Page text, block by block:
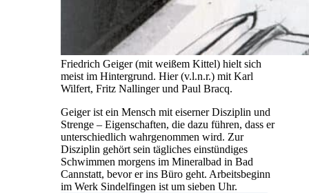
Friedrich Geiger (mit weißem Kittel) hielt sich
meist im Hintergrund. Hier (v.l.n.r.) mit Karl
Wilfert, Fritz Nallinger und Paul Bracq.
Geiger ist ein Mensch mit eiserner Disziplin und
Strenge – Eigenschaften, die dazu führen, dass er
unterschiedlich wahrgenommen wird. Zur
Disziplin gehört sein tägliches einstündiges
Schwimmen morgens im Mineralbad in Bad
Cannstatt, bevor er ins Büro geht. Arbeitsbeginn
im Werk Sindelfingen ist um sieben Uhr.